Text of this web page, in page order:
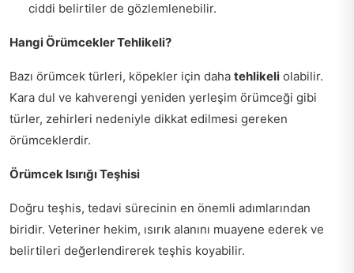
ciddi belirtiler de gözlemlenebilir.
Hangi Örümcekler Tehlikeli?
Bazı örümcek türleri, köpekler için daha tehlikeli olabilir.
Kara dul ve kahverengi yeniden yerleşim örümceği gibi
türler, zehirleri nedeniyle dikkat edilmesi gereken
örümceklerdir.
Örümcek Isırığı Teşhisi
Doğru teşhis, tedavi sürecinin en önemli adımlarından
biridir. Veteriner hekim, ısırık alanını muayene ederek ve
belirtileri değerlendirerek teşhis koyabilir.